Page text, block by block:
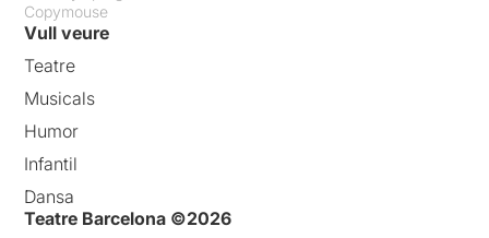
Copymouse
Vull veure
Teatre
Musicals
Humor
Infantil
Dansa
Teatre Barcelona ©2026